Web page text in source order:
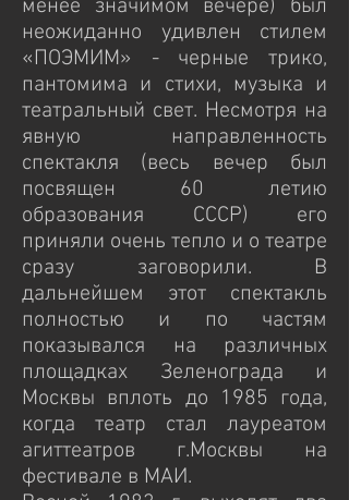
менее значимом вечере) был
неожиданно удивлен стилем
«ПОЭМИМ» - черные трико,
пантомима и стихи, музыка и
театральный свет. Несмотря на
явную направленность
спектакля (весь вечер был
посвящен 60 летию
образования СССР) его
приняли очень тепло и о театре
сразу заговорили. В
дальнейшем этот спектакль
полностью и по частям
показывался на различных
площадках Зеленограда и
Москвы вплоть до 1985 года,
когда театр стал лауреатом
агиттеатров г.Москвы на
фестивале в МАИ.